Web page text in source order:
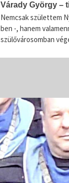
Várady György –
Nemcsak születtem
ben -, hanem
szülővárosomban